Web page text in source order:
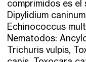
comprimidos es el
Dipylidium
Echinococcus
Nematodos:
Trichuris vulpis,